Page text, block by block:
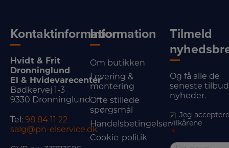
Kontaktinformation
Hvidt & Frit
Dronninglund
El & Hvidevarecenter
Bødkervej 1-3
9330 Dronninglund
Tel: 98 84 11 22
salg@pn-elservice.dk
Information
Om butikken
Levering &
montering
Ofte stillede
spørgsmål
Handelsbetingelser
Cookie-politik
Tilmeld
Og få alle de
seneste
nyheder.
Jeg
vilkårene
*